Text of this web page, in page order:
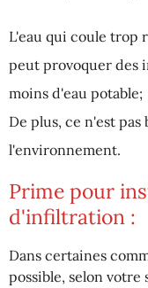
L'eau qui coule trop
peut provoquer des
moins d'eau potable;
De plus, ce n'est pas
l'environnement.
Prime pour
d'infiltration :
Dans certaines
possible, selon votre